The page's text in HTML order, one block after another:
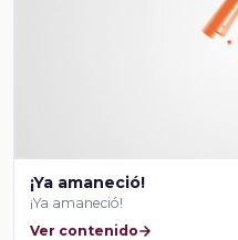
¡Ya amaneció!
¡Ya amaneció!
Ver contenido